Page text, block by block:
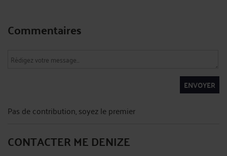
Commentaires
ENVOYER
Pas de contribution, soyez le premier
CONTACTER ME DENIZE